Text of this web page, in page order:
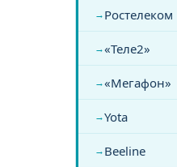
Ростелеком
«Теле2»
«Мегафон»
Yota
Beeline